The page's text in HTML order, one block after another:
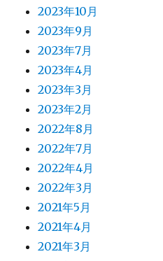
2023年10月
2023年9月
2023年7月
2023年4月
2023年3月
2023年2月
2022年8月
2022年7月
2022年4月
2022年3月
2021年5月
2021年4月
2021年3月